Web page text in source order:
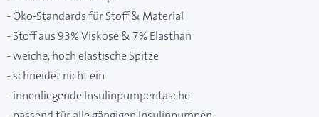
- Öko-Standards für Stoff & Material
- Stoff aus 93% Viskose & 7% Elasthan
- weiche, hoch elastische Spitze
- schneidet nicht ein
- innenliegende Insulinpumpentasche